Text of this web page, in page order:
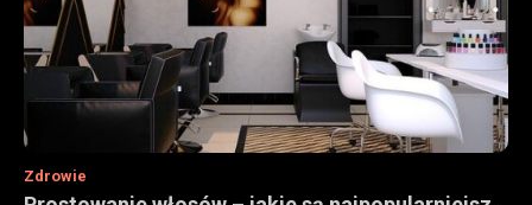
Zdrowie